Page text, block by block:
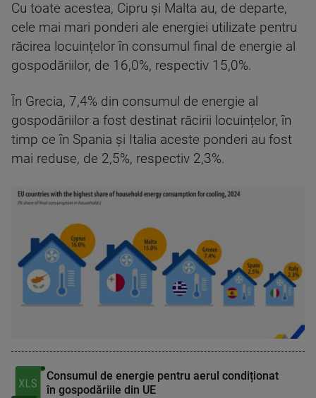
Cu toate acestea, Cipru și Malta au, de departe,
cele mai mari ponderi ale energiei utilizate pentru
răcirea locuințelor în consumul final de energie al
gospodăriilor, de 16,0%, respectiv 15,0%.
În Grecia, 7,4% din consumul de energie al
gospodăriilor a fost destinat răcirii locuințelor, în
timp ce în Spania și Italia aceste ponderi au fost
mai reduse, de 2,5%, respectiv 2,3%.
Consumul de energie pentru aerul condiționat
în gospodăriile din UE